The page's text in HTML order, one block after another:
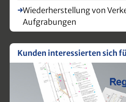
Wiederherstellung von
Aufgrabungen
Kunden interessierten sich